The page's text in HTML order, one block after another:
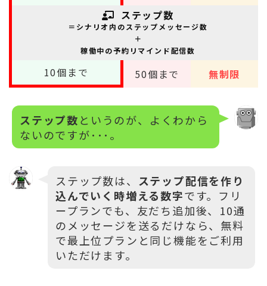
ステップ数
＝シナリオ内のステップメッセージ数
＋
稼働中の予約リマインド配信数
10個まで 50個まで 無制限
ステップ数というのが、よくわから
ないのですが･･･。
ステップ数は、 ステップ配信を作り
込んでいく時増える数字です。フリ
ープランでも、友だち追加後、10通
のメッセージを送るだけなら、無料
で最上位プランと同じ機能をご利用
いただけます。